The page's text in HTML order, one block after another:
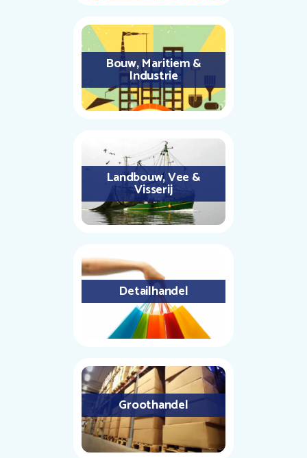
Bouw, Maritiem &
Industrie
Landbouw, Vee &
Visserij
Detailhandel
Groothandel